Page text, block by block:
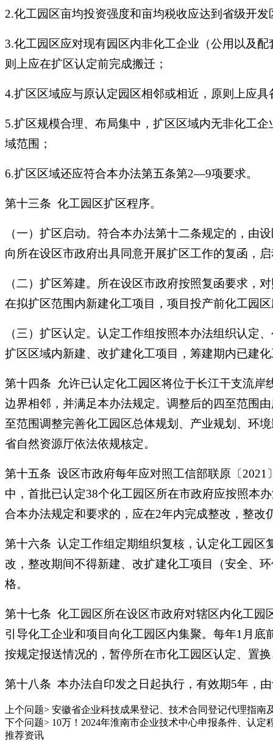
2.化工园区亩均投资强度和亩均税收应达到省级开发
3.化工园区应对现有园区内非化工企业（公用以及
则上应在扩区认定前完成搬迁；
4.扩区区域应与原认定园区相邻或相近，原则上应
5.扩区规模合理、布局集中，扩区区域内无非化工
域范围；
6.扩区区域还应符合本办法第五条第2—9项要求。
第十三条 化工园区扩区程序。
（一）扩区启动。符合本办法第十二条规定的，由
向所在设区市政府出具同意开展扩区工作的复函，
（二）扩区筹建。所在设区市政府按照复函要求，
在拟扩区范围内新建化工项目，项目投产前化工园
（三）扩区认定。认定工作组按照本办法组织认定
扩区区域内新建、改扩建化工项目，筹建期内已建
第十四条 允许已认定化工园区将位于长江干支流岸
边界相邻，并满足本办法规定。调整后的四至范围
至范围调整完善化工园区总体规划、产业规划、环
省自然资源厅依法依规核定。
第十五条 设区市政府每年应对照工信部联原〔
中，首批已认定38个化工园区所在市政府应按照本
合本办法规定和要求的，应在2年内完成整改，整
第十六条 认定工作组定期组织复核，认定化工园区
改，整改期间不得新建、改扩建化工项目（安全、
格。
第十七条 化工园区所在设区市政府对辖区内化工园
引导化工企业和项目向化工园区内集聚。每年1月
按规定报送情况的，暂停所在市化工园区认定、置
第十八条 本办法自印发之日起执行，有效期5年，
上个问题> 安徽省企业科技成果登记、技术合同登记代理指南
下个问题> 10万！2024年淮南市企业技术中心申报条件、认定
推荐资讯